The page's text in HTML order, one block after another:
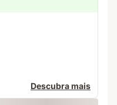
Descubra mais